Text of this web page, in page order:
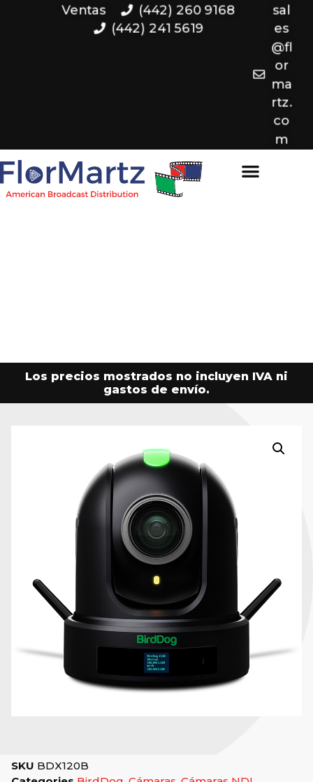
Ventas
(442) 260 9168
(442) 241 5619
sal
es
@fl
or
ma
rtz.
co
m
Los precios mostrados no incluyen IVA ni
gastos de envío.
SKU BDX120B